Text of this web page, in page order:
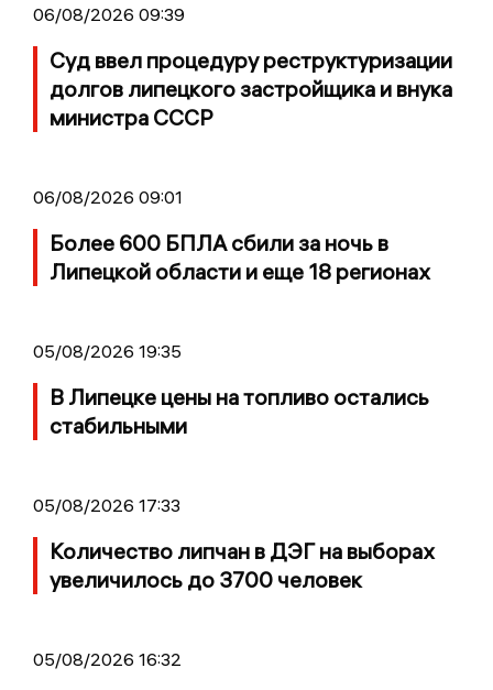
06/08/2026 09:39
Суд ввел процедуру реструктуризации
долгов липецкого застройщика и внука
министра СССР
06/08/2026 09:01
Более 600 БПЛА сбили за ночь в
Липецкой области и еще 18 регионах
05/08/2026 19:35
В Липецке цены на топливо остались
стабильными
05/08/2026 17:33
Количество липчан в ДЭГ на выборах
увеличилось до 3700 человек
05/08/2026 16:32